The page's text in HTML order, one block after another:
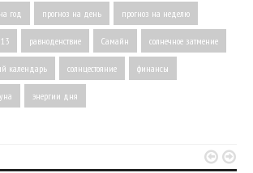
год прогноз на день прогноз на неделю
равноденствие Самайн солнечное затмение
календарь солнцестояние финансы
энергии дня
 